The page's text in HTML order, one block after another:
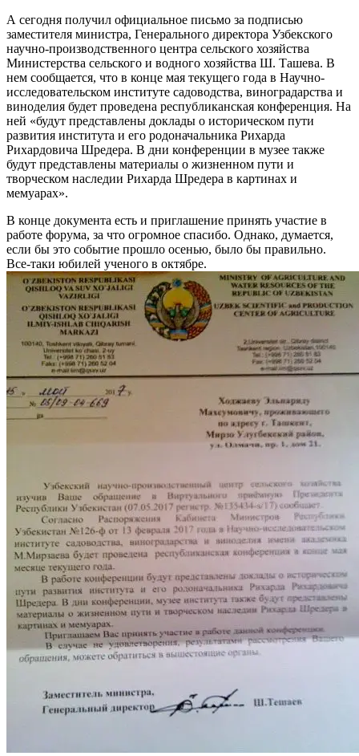
А сегодня получил официальное письмо за подписью
заместителя министра, Генерального директора Узбекского
научно-производственного центра сельского хозяйства
Министерства сельского и водного хозяйства Ш. Ташева. В
нем сообщается, что в конце мая текущего года в Научно-
исследовательском институте садоводства, виноградарства и
виноделия будет проведена республиканская конференция. На
ней «будут представлены доклады о историческом пути
развития института и его родоначальника Рихарда
Рихардовича Шредера. В дни конференции в музее также
будут представлены материалы о жизненном пути и
творческом наследии Рихарда Шредера в картинах и
мемуарах».
В конце документа есть и приглашение принять участие в
работе форума, за что огромное спасибо. Однако, думается,
если бы это событие прошло осенью, было бы правильно.
Все-таки юбилей ученого в октябре.